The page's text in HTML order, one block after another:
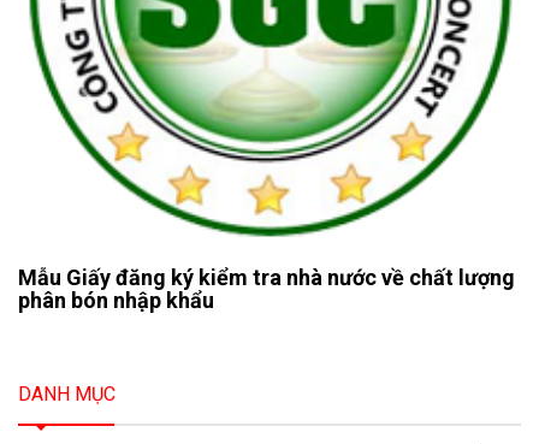
Mẫu Giấy đăng ký kiểm tra nhà nước về chất lượng
phân bón nhập khẩu
DANH MỤC